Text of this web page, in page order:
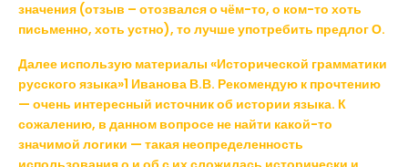
значения (отзыв – отозвался о чём-то, о ком-то хоть
письменно, хоть устно), то лучше употребить предлог О.
Далее использую материалы «Исторической грамматики
русского языка»1 Иванова В.В. Рекомендую к прочтению
— очень интересный источник об истории языка. К
сожалению, в данном вопросе не найти какой-то
значимой логики — такая неопределенность